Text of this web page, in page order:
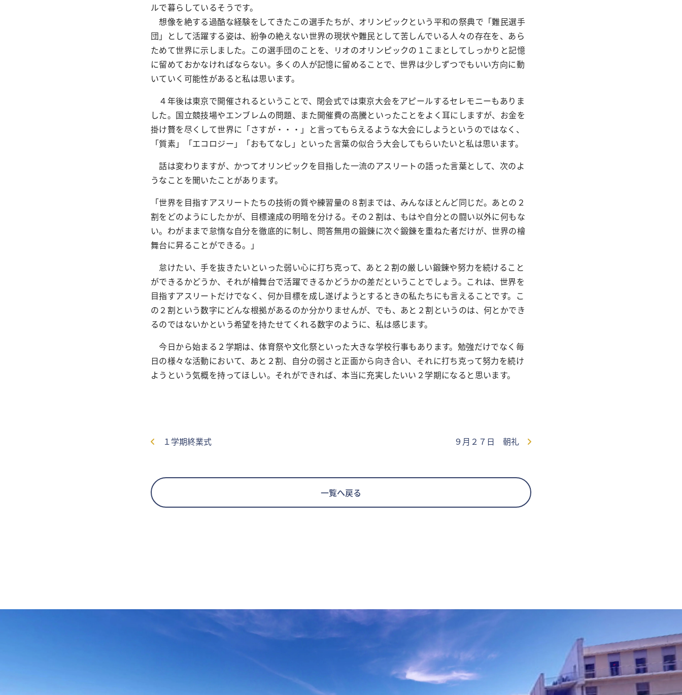
ルで暮らしているそうです。
想像を絶する過酷な経験をしてきたこの選手たちが、オリンピックという平和の祭典で「難民選手
団」として活躍する姿は、紛争の絶えない世界の現状や難民として苦しんでいる人々の存在を、あら
ためて世界に示しました。この選手団のことを、リオのオリンピックの１こまとしてしっかりと記憶
に留めておかなければならない。多くの人が記憶に留めることで、世界は少しずつでもいい方向に動
いていく可能性があると私は思います。
４年後は東京で開催されるということで、閉会式では東京大会をアピールするセレモニーもありま
した。国立競技場やエンブレムの問題、また開催費の高騰といったことをよく耳にしますが、お金を
掛け贅を尽くして世界に「さすが・・・」と言ってもらえるような大会にしようというのではなく、
「質素」「エコロジー」「おもてなし」といった言葉の似合う大会してもらいたいと私は思います。
話は変わりますが、かつてオリンピックを目指した一流のアスリートの語った言葉として、次のよ
うなことを聞いたことがあります。
「世界を目指すアスリートたちの技術の質や練習量の８割までは、みんなほとんど同じだ。あとの２
割をどのようにしたかが、目標達成の明暗を分ける。その２割は、もはや自分との闘い以外に何もな
い。わがままで怠惰な自分を徹底的に制し、問答無用の鍛錬に次ぐ鍛錬を重ねた者だけが、世界の檜
舞台に昇ることができる。」
怠けたい、手を抜きたいといった弱い心に打ち克って、あと２割の厳しい鍛錬や努力を続けること
ができるかどうか、それが檜舞台で活躍できるかどうかの差だということでしょう。これは、世界を
目指すアスリートだけでなく、何か目標を成し遂げようとするときの私たちにも言えることです。こ
の２割という数字にどんな根拠があるのか分かりませんが、でも、あと２割というのは、何とかでき
るのではないかという希望を持たせてくれる数字のように、私は感じます。
今日から始まる２学期は、体育祭や文化祭といった大きな学校行事もあります。勉強だけでなく毎
日の様々な活動において、あと２割、自分の弱さと正面から向き合い、それに打ち克って努力を続け
ようという気概を持ってほしい。それができれば、本当に充実したいい２学期になると思います。
１学期終業式 ９月２７日 朝礼
一覧へ戻る